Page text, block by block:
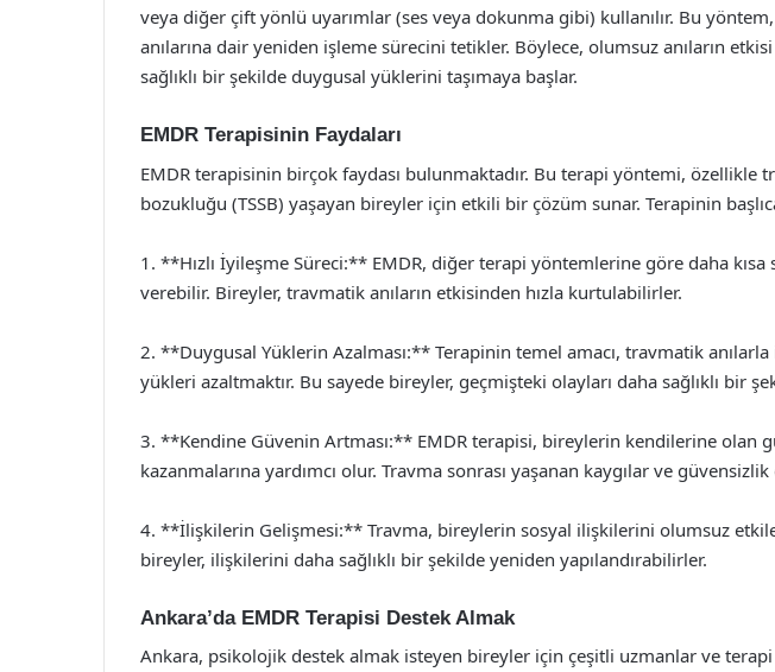
veya diğer çift yönlü uyarımlar (ses veya dokunma gibi) kullanılır. Bu
anılarına dair yeniden işleme sürecini tetikler. Böylece, olumsuz anıların
sağlıklı bir şekilde duygusal yüklerini taşımaya başlar.
EMDR Terapisinin Faydaları
EMDR terapisinin birçok faydası bulunmaktadır. Bu terapi yöntemi, özellikle
bozukluğu (TSSB) yaşayan bireyler için etkili bir çözüm sunar. Terapinin
1. **Hızlı İyileşme Süreci:** EMDR, diğer terapi yöntemlerine göre daha
verebilir. Bireyler, travmatik anıların etkisinden hızla kurtulabilirler.
2. **Duygusal Yüklerin Azalması:** Terapinin temel amacı, travmatik
yükleri azaltmaktır. Bu sayede bireyler, geçmişteki olayları daha sağlıklı bir
3. **Kendine Güvenin Artması:** EMDR terapisi, bireylerin kendilerine olan
kazanmalarına yardımcı olur. Travma sonrası yaşanan kaygılar ve güvensizlik
4. **İlişkilerin Gelişmesi:** Travma, bireylerin sosyal ilişkilerini olumsuz
bireyler, ilişkilerini daha sağlıklı bir şekilde yeniden yapılandırabilirler.
Ankara’da EMDR Terapisi Destek Almak
Ankara, psikolojik destek almak isteyen bireyler için çeşitli uzmanlar ve